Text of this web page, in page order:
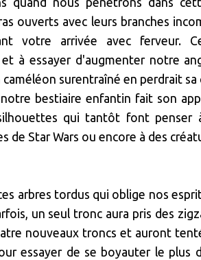
ouverts avec leurs branches
votre arrivée avec ferveur.
à essayer d'augmenter notre
surentraîné en perdrait
bestiaire enfantin fait son
qui tantôt font penser
Star Wars ou encore à des
arbres tordus qui oblige nos
un seul tronc aura pris des
nouveaux troncs et auront
essayer de se boyauter le plus